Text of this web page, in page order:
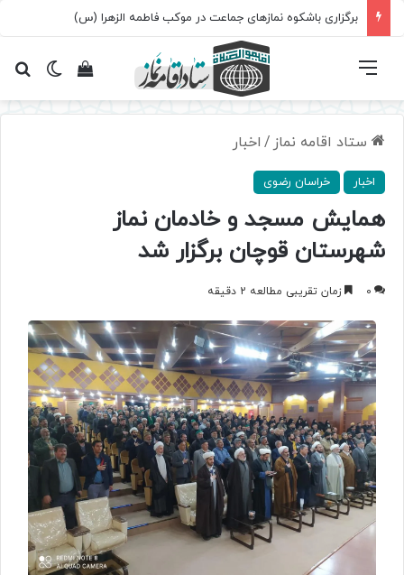
برگزاری باشکوه نمازهای جماعت در موکب فاطمه الزهرا (س)
تغییرمشاهده فهرست
ستاد اقامه نماز / اخبار
اخبار خراسان رضوی
همایش مسجد و خادمان نماز
شهرستان قوچان برگزار شد
0 زمان تقریبی مطالعه 2 دقیقه